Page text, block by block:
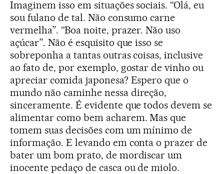
Imaginem isso em situações sociais. “Olá, eu
sou fulano de tal. Não consumo carne
vermelha”. “Boa noite, prazer. Não uso
açúcar”. Não é esquisito que isso se
sobreponha a tantas outras coisas, inclusive
ao fato de, por exemplo, gostar de vinho ou
apreciar comida japonesa? Espero que o
mundo não caminhe nessa direção,
sinceramente. É evidente que todos devem se
alimentar como bem acharem. Mas que
tomem suas decisões com um mínimo de
informação. E levando em conta o prazer de
bater um bom prato, de mordiscar um
inocente pedaço de casca ou de miolo.